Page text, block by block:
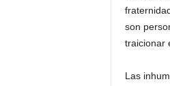
son
traicionar
Las